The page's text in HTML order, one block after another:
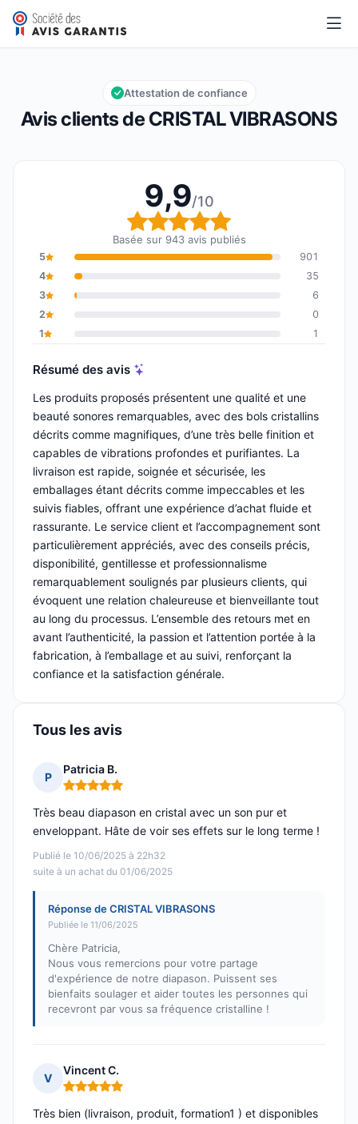
CRISTAL VIBRASONS
Note globale : 9,9 sur 10
9,9/10
Avis clients de CRISTAL VIBRASONS
Attestation de confiance
9,9/10
Note globale : 9,9 sur
Basée sur 943 avis publiés
5
901
4
35
3
6
2
0
1
1
Résumé des avis
Les produits proposés présentent une qualité et une
beauté sonores remarquables, avec des bols cristallins
décrits comme magnifiques, d’une très belle finition et
capables de vibrations profondes et purifiantes. La
livraison est rapide, soignée et sécurisée, les
emballages étant décrits comme impeccables et les
suivis fiables, offrant une expérience d’achat fluide et
rassurante. Le service client et l’accompagnement sont
particulièrement appréciés, avec des conseils précis,
disponibilité, gentillesse et professionnalisme
remarquablement soulignés par plusieurs clients, qui
évoquent une relation chaleureuse et bienveillante tout
au long du processus. L’ensemble des retours met en
avant l’authenticité, la passion et l’attention portée à la
fabrication, à l’emballage et au suivi, renforçant la
confiance et la satisfaction générale.
Tous les avis
P
Patricia B.
Note : 5 sur 5
Publié le 10/06/2025 à 22h32
suite à un achat du 01/06/2025
Très beau diapason en cristal avec un son pur et
enveloppant. Hâte de voir ses effets sur le long terme !
Réponse de CRISTAL VIBRASONS
Publiée le 11/06/2025
Chère Patricia,
Nous vous remercions pour votre partage
d'expérience de notre diapason. Puissent ses
bienfaits soulager et aider toutes les personnes qui
recevront par vous sa fréquence cristalline !
V
Vincent C.
Note : 5 sur 5
Très bien (livraison, produit, formation1 ) et disponibles